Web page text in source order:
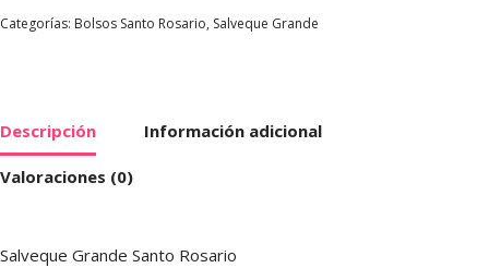
Categorías: Bolsos Santo Rosario, Salveque Grande
Descripción Información adicional
Valoraciones (0)
Salveque Grande Santo Rosario